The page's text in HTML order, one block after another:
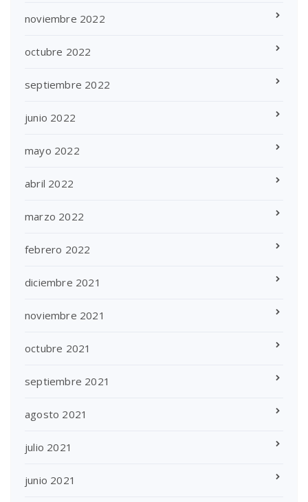
noviembre 2022
octubre 2022
septiembre 2022
junio 2022
mayo 2022
abril 2022
marzo 2022
febrero 2022
diciembre 2021
noviembre 2021
octubre 2021
septiembre 2021
agosto 2021
julio 2021
junio 2021